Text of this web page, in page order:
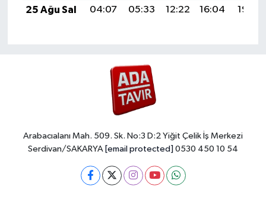
25 Ağu Sal
04:07 05:33 12:22 16:04 19:02
Arabacıalanı Mah. 509. Sk. No:3 D:2 Yiğit Çelik İş Merkezi
Serdivan/SAKARYA [email protected] 0530 450 10 54